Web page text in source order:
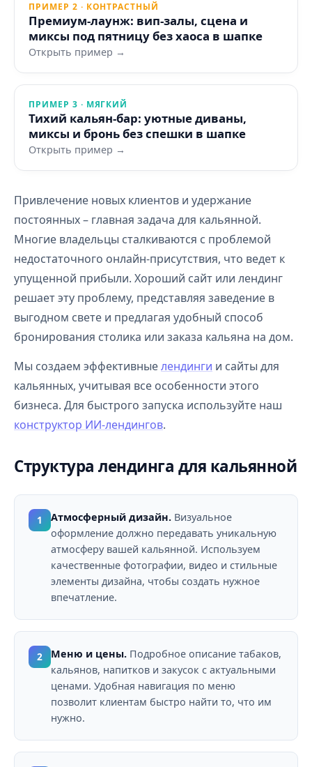
ПРИМЕР 2 · КОНТРАСТНЫЙ
Премиум-лаунж: вип-залы, сцена и
миксы под пятницу без хаоса в шапке
Открыть пример →
ПРИМЕР 3 · МЯГКИЙ
Тихий кальян-бар: уютные диваны,
миксы и бронь без спешки в шапке
Открыть пример →
Привлечение новых клиентов и удержание
постоянных – главная задача для кальянной.
Многие владельцы сталкиваются с проблемой
недостаточного онлайн-присутствия, что ведет к
упущенной прибыли. Хороший сайт или лендинг
решает эту проблему, представляя заведение в
выгодном свете и предлагая удобный способ
бронирования столика или заказа кальяна на дом.
Мы создаем эффективныелендинги и сайты для
кальянных, учитывая все особенности этого
бизнеса. Для быстрого запуска используйте наш
конструктор ИИ-лендингов.
Структура лендинга для кальянной
1 Атмосферный дизайн. Визуальное
оформление должно передавать уникальную
атмосферу вашей кальянной. Используем
качественные фотографии, видео и стильные
элементы дизайна, чтобы создать нужное
впечатление.
2 Меню и цены. Подробное описание табаков,
кальянов, напитков и закусок с актуальными
ценами. Удобная навигация по меню
позволит клиентам быстро найти то, что им
нужно.